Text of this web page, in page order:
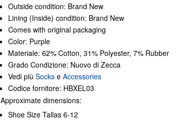
Outside condition: Brand New
Lining (Inside) condition: Brand New
Comes with original packaging
Color: Purple
Materiale: 62% Cotton, 31% Polyester, 7% Rubber
Grado Condizione: Nuovo di Zecca
Vedi più Socks e Accessories
Codice fornitore: HBXEL03
Approximate dimensions:
Shoe Size Tallas 6-12